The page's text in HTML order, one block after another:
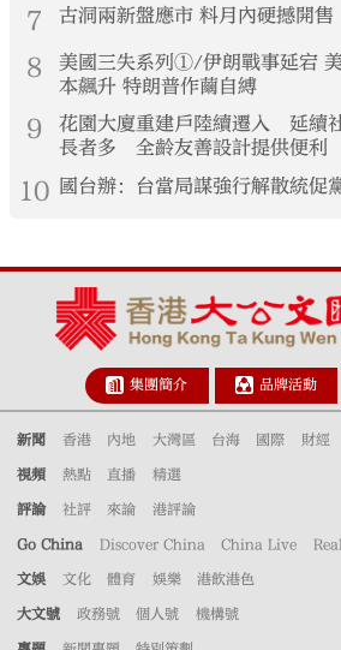
7 古洞兩新盤應市 料月內硬撼開售
8
美國三失系列①/伊朗戰事延宕
本飆升 特朗普作繭自縛
9
花園大廈重建戶陸續遷入 延續
長者多 全齡友善設計提供便利
10 國台辦：台當局謀強行解散統促
集團簡介 品牌活動
新聞 香港 內地 大灣區 台海 國際 財經
視頻 熱點 直播 精選
評論 社評 來論 港評論
Go China Discover China China Live
文娛 文化 體育 娛樂 港飲港色
大文號 政務號 個人號 機構號